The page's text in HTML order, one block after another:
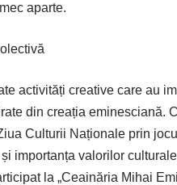
aparte.
activități creative care au
din creația eminesciană.
Culturii Naționale prin
importanța valorilor
la „Ceainăria Mihai